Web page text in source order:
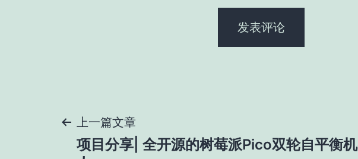
文上一篇文章
项目分享| 全开源的树莓派Pico双轮自平衡